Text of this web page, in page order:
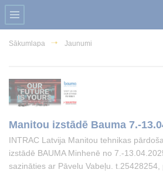
Sākumlapa Jaunumi
Manitou izstādē Bauma 7.-
INTRAC Latvija Manitou tehnikas
izstādē BAUMA Minhenē no 7.-
sazināties ar Pāvelu Vabeļu. t.25428254,